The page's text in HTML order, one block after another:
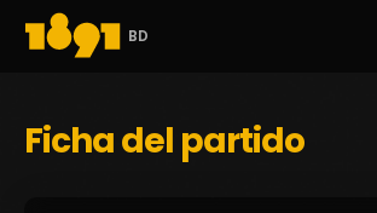
BD
Ficha del partido